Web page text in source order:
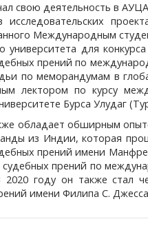
свою деятельность в
исследовательских
Международным
университета для
прений по
по меморандумам в
лектором по курсу
Бурса Улудаг
обладает обширным
из Индии, которая
прений имени
судебных прений по
году он также стал
имени Филипа С.